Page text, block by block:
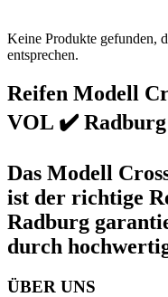
Keine Produkte gefunden,
entsprechen.
Reifen Modell
VOL ✔️ Radburg
Das Modell
ist der richtige
Radburg
durch
ÜBER UNS